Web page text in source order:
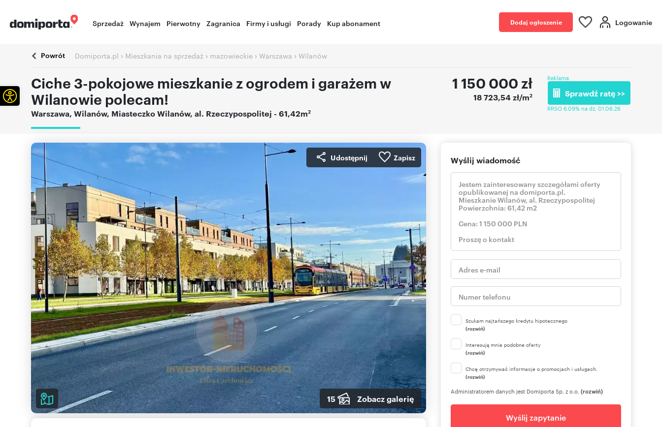
Sprzedaż Wynajem Pierwotny Zagranica Firmy i usługi Porady Kup abonament Dodaj ogłoszenie Logowanie
Powrót Domiporta.pl › Mieszkania na sprzedaż › mazowieckie › Warszawa › Wilanów
Ciche 3-pokojowe mieszkanie z ogrodem i garażem w
Wilanowie polecam!
Warszawa, Wilanów, Miasteczko Wilanów, al. Rzeczypospolitej - 61,42m2
1 150 000 zł
18 723,54 zł/m2
Reklama
Sprawdź ratę >>
RRSO 6,09% na dz. 01.06.26
Udostępnij Zapisz
15 Zobacz galerię
Wyślij wiadomość
Szukam najtańszego kredytu hipotecznego
(rozwiń)
Interesują mnie podobne oferty
(rozwiń)
Chcę otrzymywać informacje o promocjach i usługach.
(rozwiń)
Administratorem danych jest Domiporta Sp. z o.o. (rozwiń)
Wyślij zapytanie
Otwórz pasek narzędzi